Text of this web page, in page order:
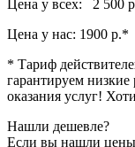
Цена у всех: 2 500
Цена у нас: 1900 р.*
* Тариф
гарантируем низкие
оказания услуг!
Нашли дешевле?
Если вы нашли цены